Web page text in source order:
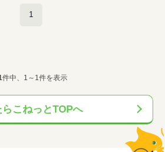
1
件中、1～1件を表示
らこねっとTOPへ